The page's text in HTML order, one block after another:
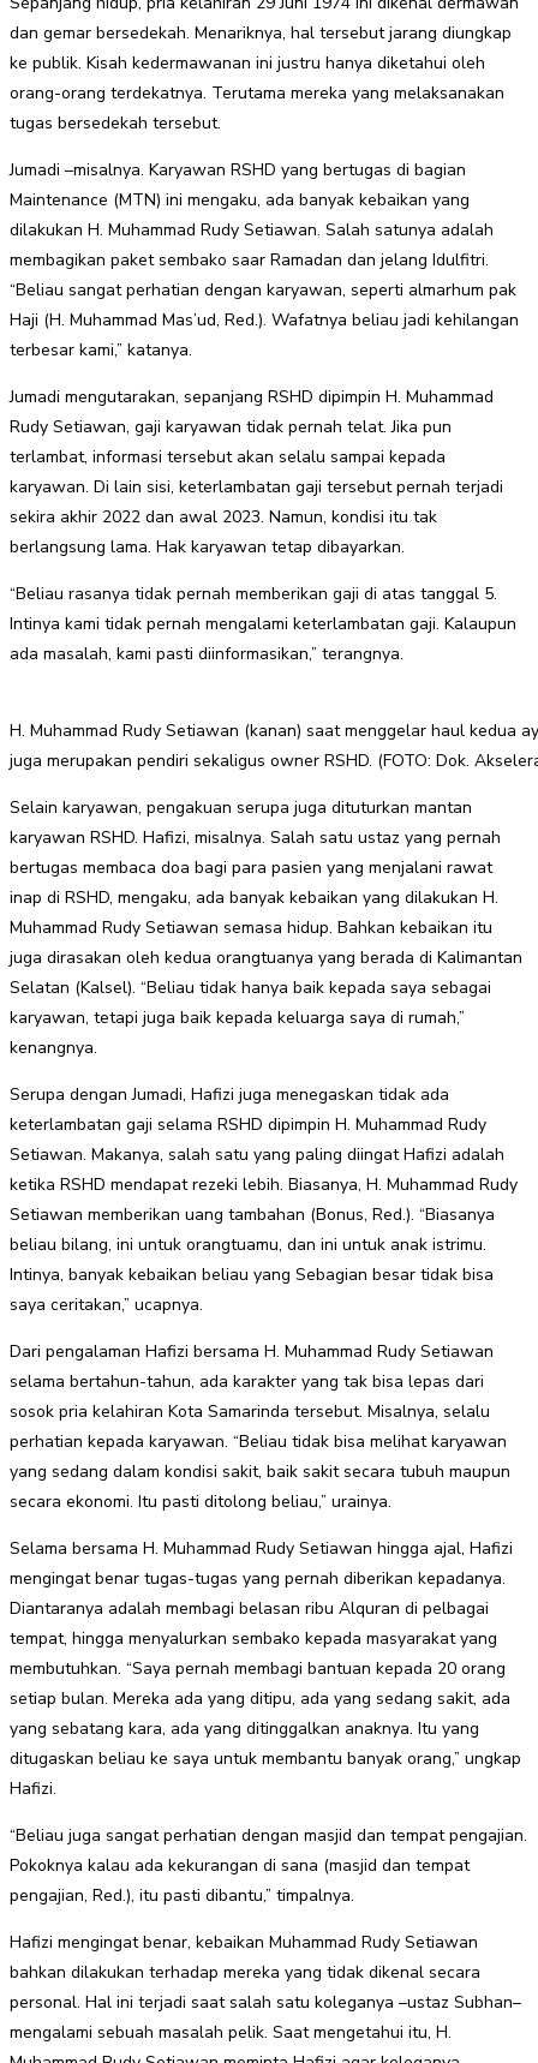
dan gemar bersedekah. Menariknya, hal tersebut jarang diungkap
ke publik. Kisah kedermawanan ini justru hanya diketahui oleh
orang-orang terdekatnya. Terutama mereka yang melaksanakan
tugas bersedekah tersebut.
Jumadi –misalnya. Karyawan RSHD yang bertugas di bagian
Maintenance (MTN) ini mengaku, ada banyak kebaikan yang
dilakukan H. Muhammad Rudy Setiawan. Salah satunya adalah
membagikan paket sembako saar Ramadan dan jelang Idulfitri.
“Beliau sangat perhatian dengan karyawan, seperti almarhum pak
Haji (H. Muhammad Mas’ud, Red.). Wafatnya beliau jadi kehilangan
terbesar kami,” katanya.
Jumadi mengutarakan, sepanjang RSHD dipimpin H. Muhammad
Rudy Setiawan, gaji karyawan tidak pernah telat. Jika pun
terlambat, informasi tersebut akan selalu sampai kepada
karyawan. Di lain sisi, keterlambatan gaji tersebut pernah terjadi
sekira akhir 2022 dan awal 2023. Namun, kondisi itu tak
berlangsung lama. Hak karyawan tetap dibayarkan.
“Beliau rasanya tidak pernah memberikan gaji di atas tanggal 5.
Intinya kami tidak pernah mengalami keterlambatan gaji. Kalaupun
ada masalah, kami pasti diinformasikan,” terangnya.
H. Muhammad Rudy Setiawan (kanan) saat menggelar haul kedua
juga merupakan pendiri sekaligus owner RSHD. (FOTO: Dok.
Selain karyawan, pengakuan serupa juga dituturkan mantan
karyawan RSHD. Hafizi, misalnya. Salah satu ustaz yang pernah
bertugas membaca doa bagi para pasien yang menjalani rawat
inap di RSHD, mengaku, ada banyak kebaikan yang dilakukan H.
Muhammad Rudy Setiawan semasa hidup. Bahkan kebaikan itu
juga dirasakan oleh kedua orangtuanya yang berada di Kalimantan
Selatan (Kalsel). “Beliau tidak hanya baik kepada saya sebagai
karyawan, tetapi juga baik kepada keluarga saya di rumah,”
kenangnya.
Serupa dengan Jumadi, Hafizi juga menegaskan tidak ada
keterlambatan gaji selama RSHD dipimpin H. Muhammad Rudy
Setiawan. Makanya, salah satu yang paling diingat Hafizi adalah
ketika RSHD mendapat rezeki lebih. Biasanya, H. Muhammad Rudy
Setiawan memberikan uang tambahan (Bonus, Red.). “Biasanya
beliau bilang, ini untuk orangtuamu, dan ini untuk anak istrimu.
Intinya, banyak kebaikan beliau yang Sebagian besar tidak bisa
saya ceritakan,” ucapnya.
Dari pengalaman Hafizi bersama H. Muhammad Rudy Setiawan
selama bertahun-tahun, ada karakter yang tak bisa lepas dari
sosok pria kelahiran Kota Samarinda tersebut. Misalnya, selalu
perhatian kepada karyawan. “Beliau tidak bisa melihat karyawan
yang sedang dalam kondisi sakit, baik sakit secara tubuh maupun
secara ekonomi. Itu pasti ditolong beliau,” urainya.
Selama bersama H. Muhammad Rudy Setiawan hingga ajal, Hafizi
mengingat benar tugas-tugas yang pernah diberikan kepadanya.
Diantaranya adalah membagi belasan ribu Alquran di pelbagai
tempat, hingga menyalurkan sembako kepada masyarakat yang
membutuhkan. “Saya pernah membagi bantuan kepada 20 orang
setiap bulan. Mereka ada yang ditipu, ada yang sedang sakit, ada
yang sebatang kara, ada yang ditinggalkan anaknya. Itu yang
ditugaskan beliau ke saya untuk membantu banyak orang,” ungkap
Hafizi.
“Beliau juga sangat perhatian dengan masjid dan tempat pengajian.
Pokoknya kalau ada kekurangan di sana (masjid dan tempat
pengajian, Red.), itu pasti dibantu,” timpalnya.
Hafizi mengingat benar, kebaikan Muhammad Rudy Setiawan
bahkan dilakukan terhadap mereka yang tidak dikenal secara
personal. Hal ini terjadi saat salah satu koleganya –ustaz Subhan–
mengalami sebuah masalah pelik. Saat mengetahui itu, H.